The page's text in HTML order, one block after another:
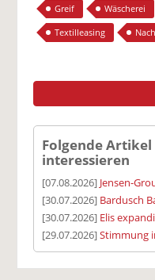
Greif Wäscherei
Textilleasing
Folgende
interessieren
[07.08.2026] Jensen-
[30.07.2026] Bardusch
[30.07.2026] Elis
[29.07.2026]Stimmung